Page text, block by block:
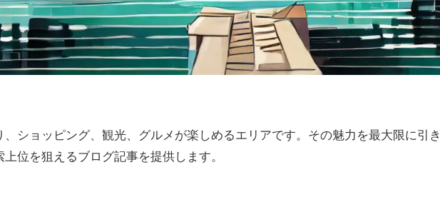
ショッピング、観光、グルメが楽しめるエリアです。その魅力を最大限に引き
位を狙えるブログ記事を提供します。